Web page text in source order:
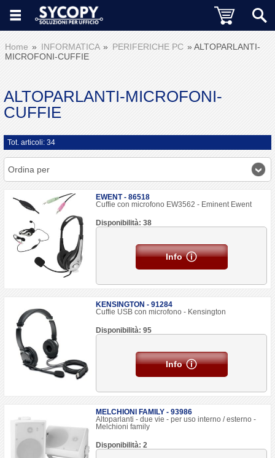
Home INFORMATICA PERIFERICHE PC
ALTOPARLANTI-
MICROFONI-CUFFIE
ALTOPARLANTI-MICROFONI-
CUFFIE
Tot. articoli: 34
Ordina per
EWENT - 86518
Cuffie con microfono EW3562 - Eminent Ewent
Disponibilità: 38
Info
KENSINGTON - 91284
Cuffie USB con microfono - Kensington
Disponibilità: 95
Info
MELCHIONI FAMILY - 93986
Altoparlanti - due vie - per uso interno / esterno -
Melchioni family
Disponibilità: 2